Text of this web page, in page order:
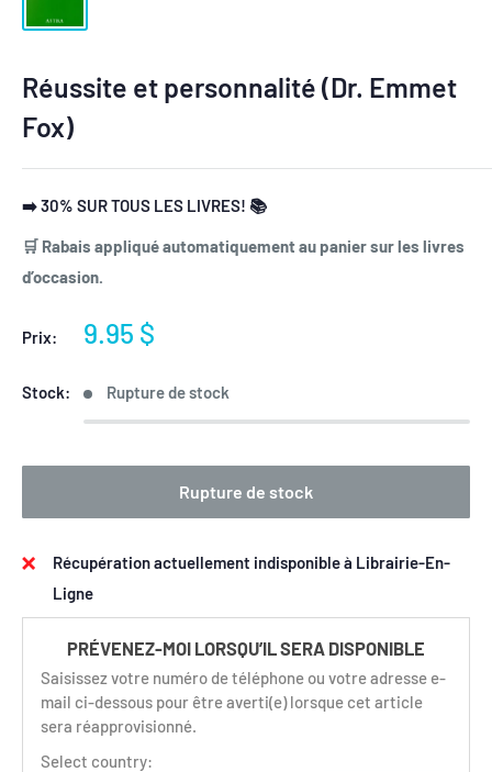
Réussite et personnalité (Dr. Emmet
Fox)
➡️ 30% SUR TOUS LES LIVRES! 📚
🛒 Rabais appliqué automatiquement au panier sur les livres
d’occasion.
Prix:
Prix
9.95 $
Stock: Rupture de stock
Rupture de stock
Récupération actuellement indisponible à Librairie-En-
Ligne
PRÉVENEZ-MOI LORSQU’IL SERA DISPONIBLE
Saisissez votre numéro de téléphone ou votre adresse e-
mail ci-dessous pour être averti(e) lorsque cet article
sera réapprovisionné.
Select country: